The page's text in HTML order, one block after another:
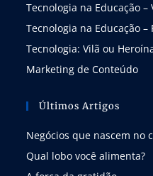
Tecnologia na Educação –
Tecnologia na Educação
Tecnologia: Vilã ou
Marketing de Conteúdo
Últimos Artigos
Negócios que nascem no
Qual lobo você alimenta?